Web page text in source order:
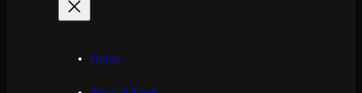
Home